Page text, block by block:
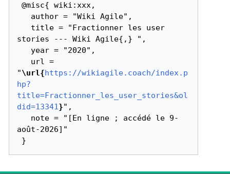
@misc{ wiki:xxx,
stories --- Wiki Agile{,} ",
"\url{https://wikiagile.coach/index.p
hp?
title=Fractionner_les_user_stories&ol
did=13341}",
août-2026]"